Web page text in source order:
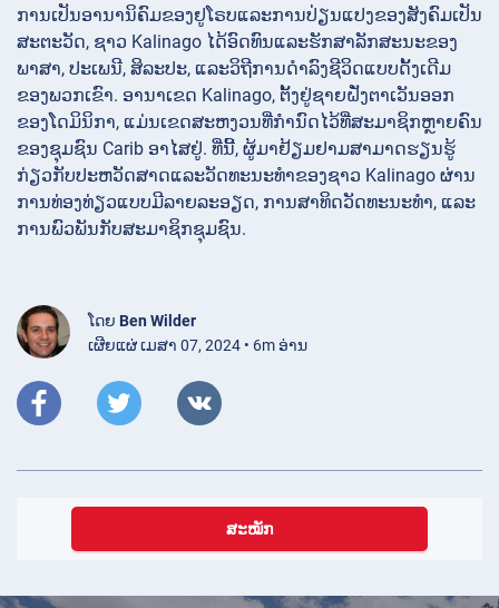
ການເປັນອານານິຄົມຂອງຢູໂຣບແລະການປ່ຽນແປງຂອງສັງຄົມເປັນ
ສະຕະວັດ, ຊາວ Kalinago ໄດ້ອົດທົນແລະຮັກສາລັກສະນະຂອງ
ພາສາ, ປະເພນີ, ສິລະປະ, ແລະວິຖີການດໍາລົງຊີວິດແບບດັ້ງເດີມ
ຂອງພວກເຂົາ. ອານາເຂດ Kalinago, ຕັ້ງຢູ່ຊາຍຝັ່ງຕາເວັນອອກ
ຂອງໂດມິນິກາ, ແມ່ນເຂດສະຫງວນທີ່ກໍານົດໄວ້ທີ່ສະມາຊິກຫຼາຍຄົນ
ຂອງຊຸມຊົນ Carib ອາໄສຢູ່. ທີ່ນີ້, ຜູ້ມາຢ້ຽມຢາມສາມາດຮຽນຮູ້
ກ່ຽວກັບປະຫວັດສາດແລະວັດທະນະທໍາຂອງຊາວ Kalinago ຜ່ານ
ການທ່ອງທ່ຽວແບບມີລາຍລະອຽດ, ການສາທິດວັດທະນະທໍາ, ແລະ
ການພົວພັນກັບສະມາຊິກຊຸມຊົນ.
ໂດຍ Ben Wilder
ເຜີຍແຜ່ ເມສາ 07, 2024 • 6m ອ່ານ
ສະໝັກ